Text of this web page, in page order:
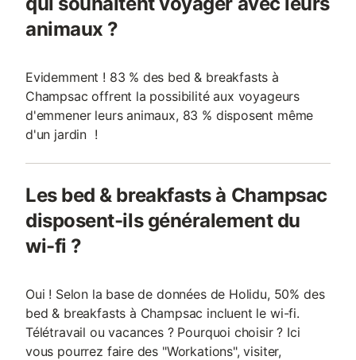
animaux ?
Evidemment ! 83 % des bed & breakfasts à
Champsac offrent la possibilité aux voyageurs
d'emmener leurs animaux, 83 % disposent même
d'un jardin !
Les bed & breakfasts à Champsac
disposent-ils généralement du
wi-fi ?
Oui ! Selon la base de données de Holidu, 50% des
bed & breakfasts à Champsac incluent le wi-fi.
Télétravail ou vacances ? Pourquoi choisir ? Ici
vous pourrez faire des "Workations", visiter,